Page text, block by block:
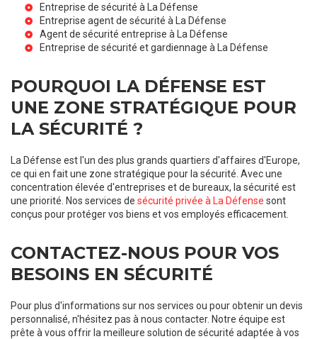
Entreprise de sécurité à La Défense
Entreprise agent de sécurité à La Défense
Agent de sécurité entreprise à La Défense
Entreprise de sécurité et gardiennage à La Défense
POURQUOI LA DÉFENSE EST
UNE ZONE STRATÉGIQUE POUR
LA SÉCURITÉ ?
La Défense est l'un des plus grands quartiers d'affaires d'Europe,
ce qui en fait une zone stratégique pour la sécurité. Avec une
concentration élevée d'entreprises et de bureaux, la sécurité est
une priorité. Nos services de sécurité privée à La Défense sont
conçus pour protéger vos biens et vos employés efficacement.
CONTACTEZ-NOUS POUR VOS
BESOINS EN SÉCURITÉ
Pour plus d'informations sur nos services ou pour obtenir un devis
personnalisé, n'hésitez pas à nous contacter. Notre équipe est
prête à vous offrir la meilleure solution de sécurité adaptée à vos